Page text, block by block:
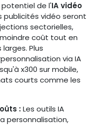
de l'IA vidéo
publicités vidéo seront
sectorielles,
coût tout en
Plus
via IA
x300 sur mobile,
courts comme les
:Les outils IA
personnalisation,